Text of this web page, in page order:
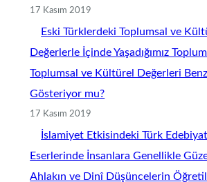
17 Kasım 2019
Eski Türklerdeki Toplumsal ve
Değerlerle İçinde Yaşadığımız
Toplumsal ve Kültürel Değerleri
Gösteriyor mu?
17 Kasım 2019
İslamiyet Etkisindeki Türk
Eserlerinde İnsanlara Genellikle
Ahlakın ve Dinî Düşüncelerin